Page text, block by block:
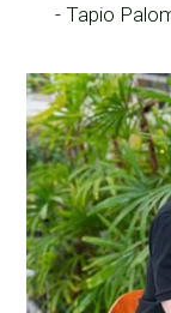
- Tapio